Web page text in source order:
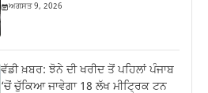
ਅਗਸਤ 9, 2026
ਵੱਡੀ ਖ਼ਬਰ: ਝੋਨੇ ਦੀ ਖਰੀਦ ਤੋਂ ਪਹਿਲਾਂ ਪੰਜਾਬ
‘ਚੋਂ ਚੁੱਕਿਆ ਜਾਵੇਗਾ 18 ਲੱਖ ਮੀਟ੍ਰਿਕ ਟਨ